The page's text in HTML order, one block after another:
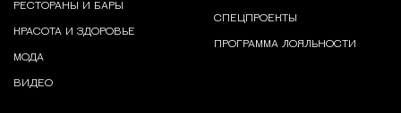
РЕСТОРАНЫ И БАРЫ
КРАСОТА И ЗДОРОВЬЕ
МОДА
ВИДЕО
СПЕЦПРОЕКТЫ
ПРОГРАММА ЛОЯЛЬНОСТИ